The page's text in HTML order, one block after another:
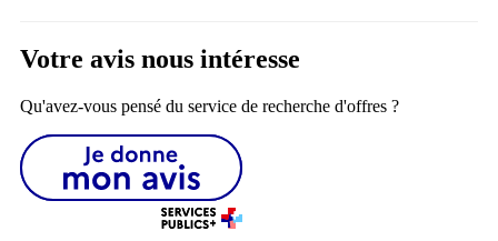
Votre avis nous intéresse
Qu'avez-vous pensé du service de recherche d'offres ?